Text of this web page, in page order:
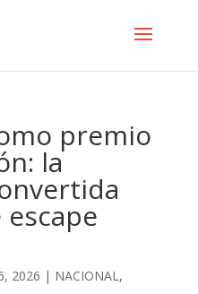
premio
la
2026 | NACIONAL,